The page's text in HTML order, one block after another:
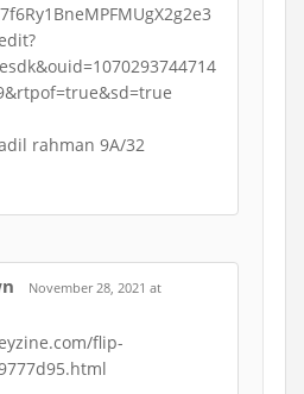
rahman 9A/32
November 28, 2021 at
flip-